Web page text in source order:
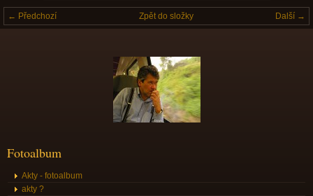
← Předchozí Další →
Zpět do složky
Fotoalbum
Akty - fotoalbum
akty ?